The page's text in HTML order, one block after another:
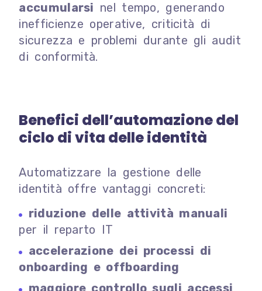
accumularsi nel tempo, generando
inefficienze operative, criticità di
sicurezza e problemi durante gli audit
di conformità.
Benefici dell’automazione del
ciclo di vita delle identità
Automatizzare la gestione delle
identità offre vantaggi concreti:
riduzione delle attività manuali
per il reparto IT
accelerazione dei processi di
onboarding e offboarding